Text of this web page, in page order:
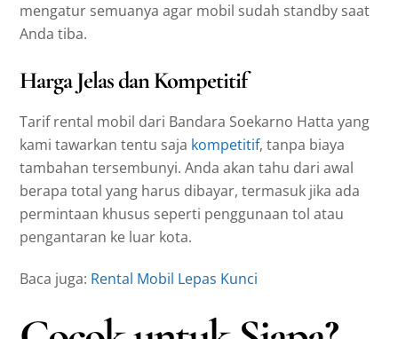
mengatur semuanya agar mobil sudah standby saat
Anda tiba.
Harga Jelas dan Kompetitif
Tarif rental mobil dari Bandara Soekarno Hatta yang
kami tawarkan tentu saja kompetitif, tanpa biaya
tambahan tersembunyi. Anda akan tahu dari awal
berapa total yang harus dibayar, termasuk jika ada
permintaan khusus seperti penggunaan tol atau
pengantaran ke luar kota.
Baca juga: Rental Mobil Lepas Kunci